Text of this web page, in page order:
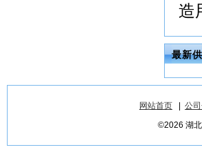
造
最新
网站首页 公
©2026 湖